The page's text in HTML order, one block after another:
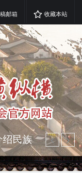
邮箱 收藏本站
绍民族
持古为